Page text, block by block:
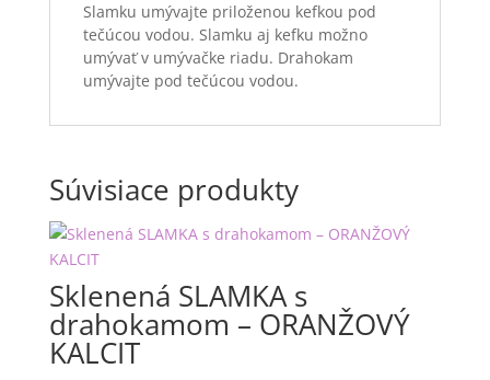
Slamku umývajte priloženou kefkou pod
tečúcou vodou. Slamku aj kefku možno
umývať v umývačke riadu. Drahokam
umývajte pod tečúcou vodou.
Súvisiace produkty
Sklenená SLAMKA s
drahokamom – ORANŽOVÝ
KALCIT